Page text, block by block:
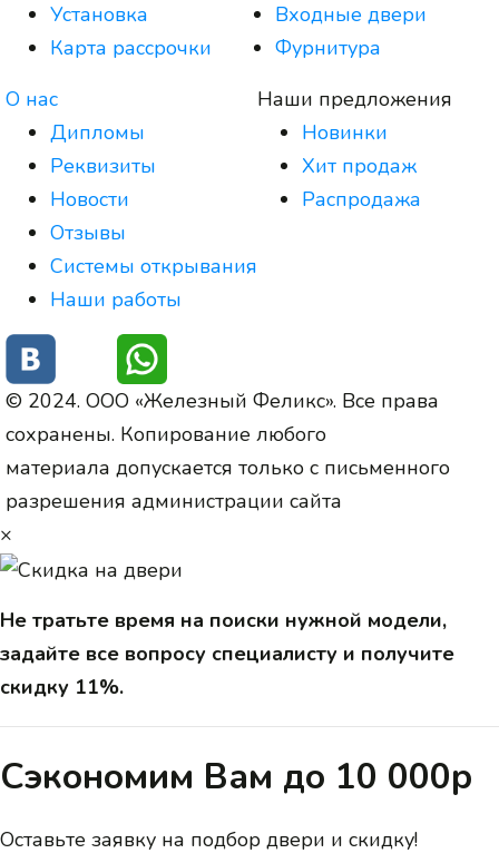
Установка
Карта рассрочки
Входные двери
Фурнитура
О нас
Дипломы
Реквизиты
Новости
Отзывы
Системы открывания
Наши работы
Наши предложения
Новинки
Хит продаж
Распродажа
© 2024. ООО «Железный Феликс». Все права
сохранены. Копирование любого
материала допускается только с письменного
разрешения администрации сайта
×
Не тратьте время на поиски нужной модели,
задайте все вопросу специалисту и получите
скидку 11%.
Сэкономим Вам до 10 000р
Оставьте заявку на подбор двери и скидку!